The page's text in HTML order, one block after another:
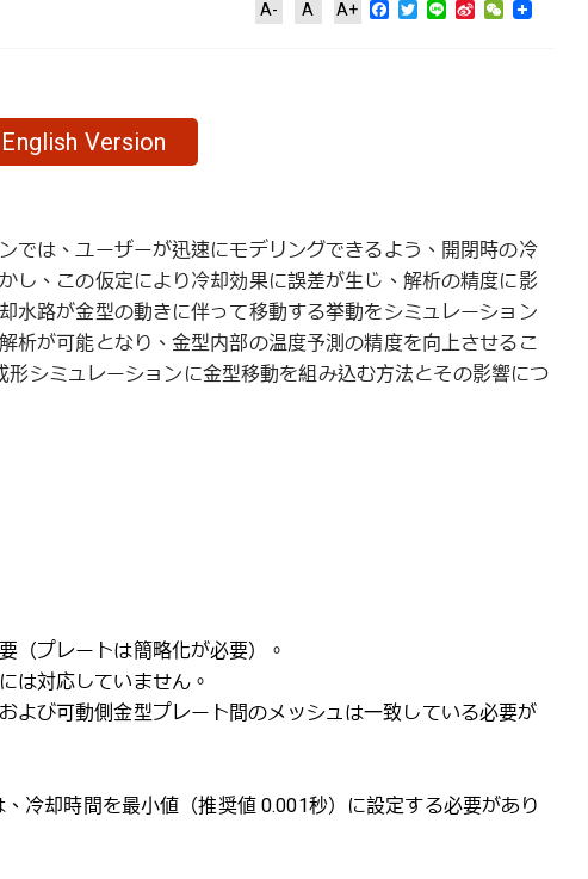
A- A A+ Facebook
Twitter
LineSinaWeChat
English Version
では、ユーザーが迅速にモデリングできるよう、開閉時の冷
し、この仮定により冷却効果に誤差が生じ、解析の精度に影
水路が金型の動きに伴って移動する挙動をシミュレーション
析が可能となり、金型内部の温度予測の精度を向上させるこ
シミュレーションに金型移動を組み込む方法とその影響につ
（プレートは簡略化が必要）。
は対応していません。
よび可動側金型プレート間のメッシュは一致している必要が
冷却時間を最小値（推奨値 0.001秒）に設定する必要があり